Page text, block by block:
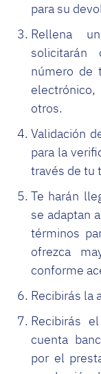
para su
Rellena
solicitarán
número de
electrónico,
otros.
Validación
para la
través de tu
Te harán
se adaptan
términos
ofrezca
conforme
Recibirás la
Recibirás
cuenta
por el